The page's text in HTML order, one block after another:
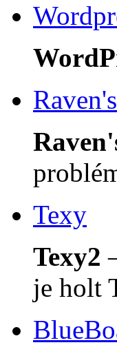
Texy
Texy2
je holt